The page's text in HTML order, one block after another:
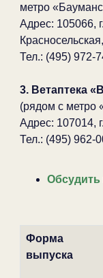
метро
Адрес: 105066,
Тел.: (495) 972-
3. Ветаптека
(рядом с метро
Адрес: 107014,
Тел.: (495) 962-
Форма
выпуска